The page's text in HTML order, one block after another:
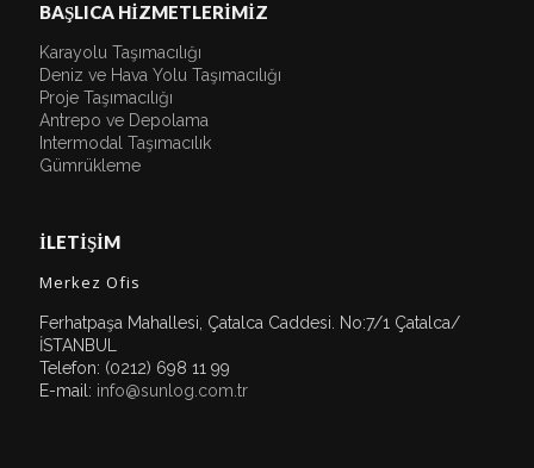
BAŞLICA HİZMETLERİMİZ
Karayolu Taşımacılığı
Deniz ve Hava Yolu Taşımacılığı
Proje Taşımacılığı
Antrepo ve Depolama
Intermodal Taşımacılık
Gümrükleme
İLETİŞİM
Merkez Ofis
Ferhatpaşa Mahallesi, Çatalca Caddesi. No:7/1 Çatalca/
İSTANBUL
Telefon: (0212) 698 11 99
E-mail: info@sunlog.com.tr